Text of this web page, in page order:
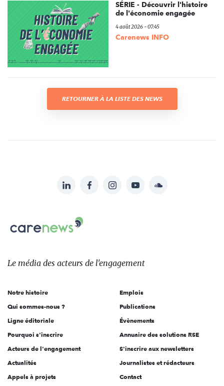
SÉRIE - Découvrir l'histoire
de l'économie engagée
4 août 2026 - 07:45
Carenews INFO
RETOURNER À LA LISTE DES NEWS
sur:
LinkedInFacebookInstagramYouTubeSoundcloud
Carenews,
Le
des
l'engagement
Le média des acteurs de l'engagement
Notre histoire
Qui sommes-nous ?
Ligne éditoriale
Pourquoi s'inscrire
Acteurs de l'engagement
Actualités
Appels à projets
Emplois
Publications
Évènements
Annuaire des solutions RSE
S'inscrire aux newsletters
Journalistes et rédacteurs
Contact